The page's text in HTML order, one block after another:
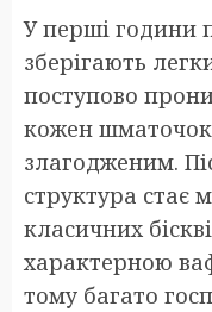
У перші години
зберігають
поступово
кожен
злагодженим.
структура стає
класичних
характерною
тому багато